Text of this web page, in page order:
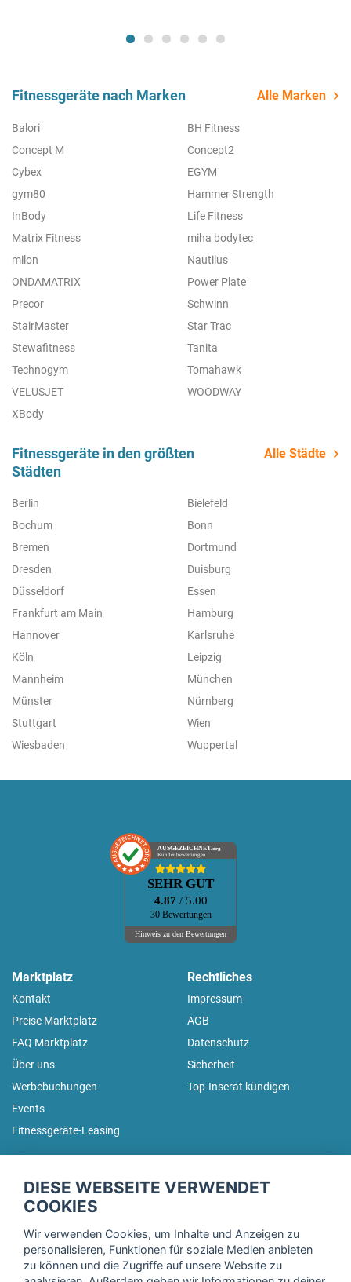
Fitnessgeräte nach Marken Alle Marken
Balori
BH Fitness
Concept M
Concept2
Cybex
EGYM
gym80
Hammer Strength
InBody
Life Fitness
Matrix Fitness
miha bodytec
milon
Nautilus
ONDAMATRIX
Power Plate
Precor
Schwinn
StairMaster
Star Trac
Stewafitness
Tanita
Technogym
Tomahawk
VELUSJET
WOODWAY
XBody
Fitnessgeräte in den größten
Städten
Alle Städte
Berlin
Bielefeld
Bochum
Bonn
Bremen
Dortmund
Dresden
Duisburg
Düsseldorf
Essen
Frankfurt am Main
Hamburg
Hannover
Karlsruhe
Köln
Leipzig
Mannheim
München
Münster
Nürnberg
Stuttgart
Wien
Wiesbaden
Wuppertal
AUSGEZEICHNET .org
Kundenbewertungen
SEHR GUT
4.87 / 5.00
30 Bewertungen
Hinweis zu den Bewertungen
Marktplatz
Kontakt
Preise Marktplatz
FAQ Marktplatz
Über uns
Werbebuchungen
Events
Fitnessgeräte-Leasing
Rechtliches
Impressum
AGB
Datenschutz
Sicherheit
Top-Inserat kündigen
Trage dich hier für unseren Newsletter ein und erhalte regelmäßig
DIESE WEBSEITE VERWENDET
COOKIES
Wir verwenden Cookies, um Inhalte und Anzeigen zu
personalisieren, Funktionen für soziale Medien anbieten
zu können und die Zugriffe auf unsere Website zu